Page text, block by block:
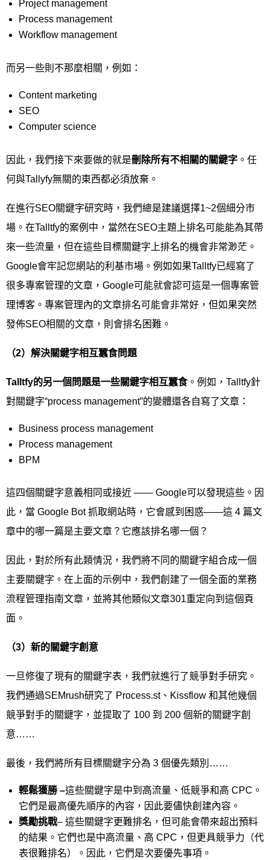
Project management
Process management
Workflow management
而另一些則不那麼相關，例如：
Content marketing
SEO
Computer science
因此，我們接下來要做的就是刪除所有不相關的關鍵字 。任
何與Tallyfy無關的東西都必須放棄。
在進行SEO關鍵字研究時，我們總是建議選擇1~2個細分市
場。在Talltfy的案例中，當然在SEO主題上排名可能能為其帶
來一些流量，但在這些目標關鍵字上排名的機會非常渺茫。
Google會牢記您網站的利基市場。例如如果Talltfy已經寫了
很多專案管理的文章，Google可能就會認可這是一個專案管
理博客。專案管理內的文章排名可能會非常好，但如果突然
發佈SEO相關的文章，則會排名困難。
（2）解決關鍵字相互蠶食問題
Talltfy的另一個問題是一些關鍵字相互蠶食。例如，Talltfy針
對關鍵字“process management”的變體還各自寫了文章：
Business process management
Process management
BPM
這四個關鍵字意義相同或接近 —— Google可以發現這些。因
此，當 Google Bot 抓取網站時，它會感到困惑——這 4 篇文
章中的哪一篇是主要文章？它應該排名哪一個？
因此，對於所有此類情況，我們將不同的關鍵字組合成一個
主要關鍵字。在上面的示例中，我們創建了一個全面的業務
流程管理指南文章，並將其他類似文章301重定向到這個頁
面。
（3）新的關鍵字創意
一旦修復了現有的關鍵字表，我們就進行了競爭對手研究。
我們通過SEMrush研究了 Process.st、Kissflow 和其他幾個
競爭對手的關鍵字，並提取了 100 到 200 個新的關鍵字創
意……
最後，我們將所有目標關鍵字分為 3 個優先類別……
輕鬆獲勝–這些關鍵字是中到高流量、低競爭和高 CPC。
它們是最高優先順序的內容，因此要儘快創建內容。
獎勵挑戰– 這些關鍵字更難排名，但可能會帶來超出預料
的結果。它們也是中高流量、高 CPC，但更具競爭力（代
表很難排名）。因此，它們是次要優先事項。